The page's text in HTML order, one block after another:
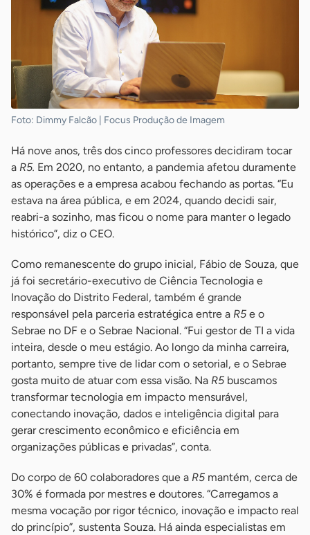
Foto: Dimmy Falcão | Focus Produção de Imagem
Há nove anos, três dos cinco professores decidiram tocar
a R5. Em 2020, no entanto, a pandemia afetou duramente
as operações e a empresa acabou fechando as portas. “Eu
estava na área pública, e em 2024, quando decidi sair,
reabri-a sozinho, mas ficou o nome para manter o legado
histórico”, diz o CEO.
Como remanescente do grupo inicial, Fábio de Souza, que
já foi secretário-executivo de Ciência Tecnologia e
Inovação do Distrito Federal, também é grande
responsável pela parceria estratégica entre a R5 e o
Sebrae no DF e o Sebrae Nacional. “Fui gestor de TI a vida
inteira, desde o meu estágio. Ao longo da minha carreira,
portanto, sempre tive de lidar com o setorial, e o Sebrae
gosta muito de atuar com essa visão. Na R5 buscamos
transformar tecnologia em impacto mensurável,
conectando inovação, dados e inteligência digital para
gerar crescimento econômico e eficiência em
organizações públicas e privadas”, conta.
Do corpo de 60 colaboradores que a R5 mantém, cerca de
30% é formada por mestres e doutores. “Carregamos a
mesma vocação por rigor técnico, inovação e impacto real
do princípio”, sustenta Souza. Há ainda especialistas em